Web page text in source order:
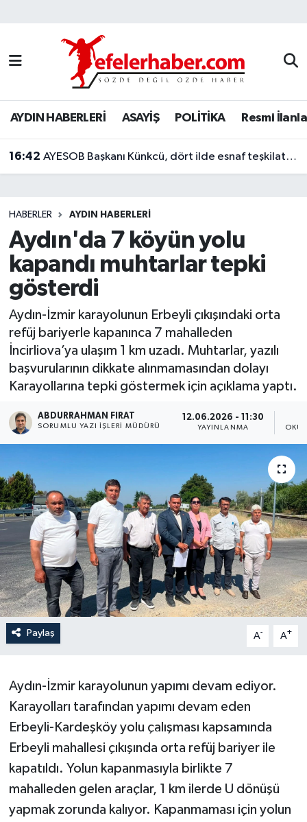
AYDIN HABERLERİ ASAYİŞ POLİTİKA Resmi
16:42 AYESOB Başkanı Künkcü, dört ilde esnaf teşkilatlarıyla buluştu
HABERLER AYDIN HABERLERİ
Aydın'da 7 köyün yolu
kapandı muhtarlar tepki
gösterdi
Aydın-İzmir karayolunun Erbeyli çıkışındaki orta
refüj bariyerle kapanınca 7 mahalleden
İncirliova’ya ulaşım 1 km uzadı. Muhtarlar, yazılı
başvurularının dikkate alınmamasından dolayı
Karayollarına tepki göstermek için açıklama yaptı.
ABDURRAHMAN FIRAT
SORUMLU YAZI İŞLERI MÜDÜRÜ
12.06.2026 - 11:30
YAYINLANMA
Paylaş A- A+
Aydın-İzmir karayolunun yapımı devam ediyor.
Karayolları tarafından yapımı devam eden
Erbeyli-Kardeşköy yolu çalışması kapsamında
Erbeyli mahallesi çıkışında orta refüj bariyer ile
kapatıldı. Yolun kapanmasıyla birlikte 7
mahalleden gelen araçlar, 1 km ilerde U dönüşü
yapmak zorunda kalıyor. Kapanmaması için yolun
Nöbetçi Eczaneler
Hava Durumu
Aydin Namaz Vakitleri
Trafik Durumu
Son Dakika Haberleri
Haber Arşivi